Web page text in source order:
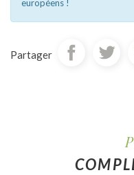
européens !
Partager